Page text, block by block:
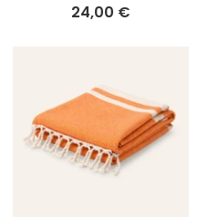
24,00 €